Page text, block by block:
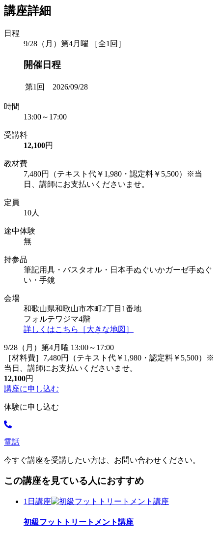
講座詳細
日程
9/28（月）第4月曜 ［全1回］
開催日程
第1回 2026/09/28
時間
13:00～17:00
受講料
12,100円
教材費
7,480円（テキスト代￥1,980・認定料￥5,500）※当
日、講師にお支払いくださいませ。
定員
10人
途中体験
無
持参品
筆記用具・バスタオル・日本手ぬぐいかガーゼ手ぬぐ
い・手鏡
会場
和歌山県和歌山市本町2丁目1番地
フォルテワジマ4階
詳しくはこちら［大きな地図］
9/28（月）第4月曜 13:00～17:00
［材料費］7,480円（テキスト代￥1,980・認定料￥5,500）※
当日、講師にお支払いくださいませ。
12,100円
講座に申し込む
体験に申し込む
電話
今すぐ講座を受講したい方は、お問い合わせください。
この講座を見ている人におすすめ
1日講座
初級フットトリートメント講座